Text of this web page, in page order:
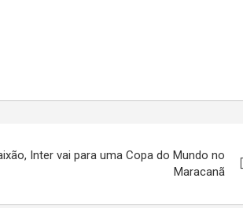
Inter vai para uma Copa do Mundo no
Maracanã